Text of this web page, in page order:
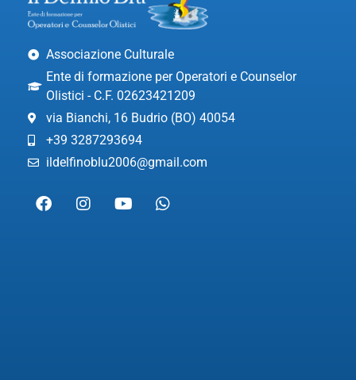
Associazione Culturale
Ente di formazione per Operatori e Counselor
Olistici - C.F. 02623421209
via Bianchi, 16 Budrio (BO) 40054
+39 3287293694
ildelfinoblu2006@gmail.com